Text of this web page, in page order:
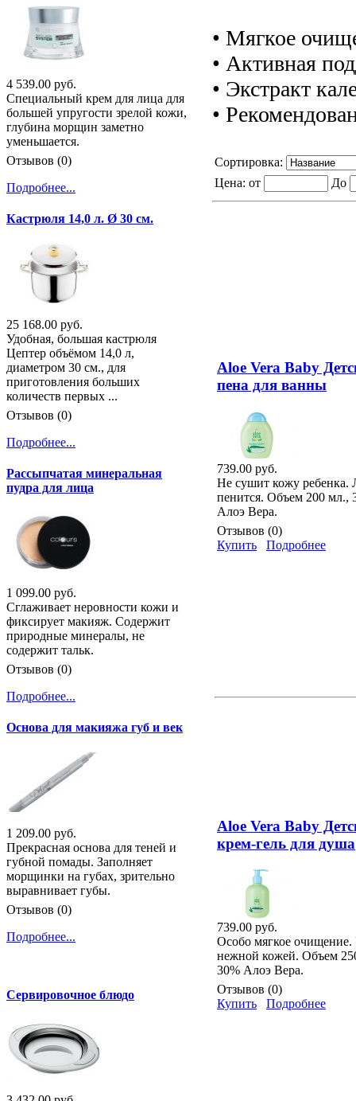
• Мягкое
• Активная
• Экстракт
•
Сортировка:
Цена: от До
Aloe Vera Baby
пена для ванны
739.00 руб.
Не сушит кожу ребенка.
пенится. Объем 200 мл.,
Алоэ Вера.
Отзывов (0)
Купить
Подробнее
Aloe Vera Baby
крем-гель для душа
739.00 руб.
Особо мягкое очищение.
нежной кожей. Объем
30% Алоэ Вера.
Отзывов (0)
Купить
Подробнее
4 539.00 руб.
Специальный крем для лица для
большей упругости зрелой кожи,
глубина морщин заметно
уменьшается.
Отзывов (0)
Подробнее...
Кастрюля 14,0 л. Ø 30 см.
25 168.00 руб.
Удобная, большая кастрюля
Цептер объёмом 14,0 л,
диаметром 30 см., для
приготовления больших
количеств первых ...
Отзывов (0)
Подробнее...
Рассыпчатая минеральная
пудра для лица
1 099.00 руб.
Сглаживает неровности кожи и
фиксирует макияж. Содержит
природные минералы, не
содержит тальк.
Отзывов (0)
Подробнее...
Основа для макияжа губ и век
1 209.00 руб.
Прекрасная основа для теней и
губной помады. Заполняет
морщинки на губах, зрительно
выравнивает губы.
Отзывов (0)
Подробнее...
Сервировочное блюдо